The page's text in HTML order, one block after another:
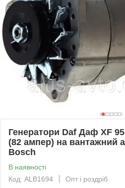
Генератори Daf Даф XF
(82 ампер) на вантажний
Bosch
В наявності
Код: ALB1694
Опт і роздріб